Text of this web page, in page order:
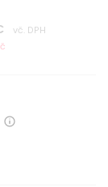
vč. DPH